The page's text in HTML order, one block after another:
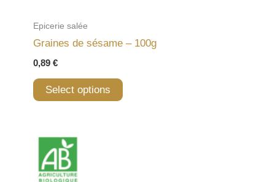
Epicerie salée
Graines de sésame – 100g
0,89 €
Select options